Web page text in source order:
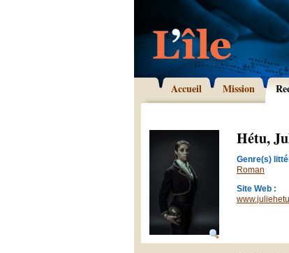
Accueil Mission
Hétu,
Genre(s)
Roman
Site Web :